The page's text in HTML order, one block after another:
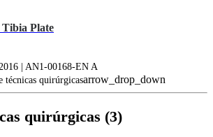
Plate
| AN1-00168-EN A
técnicas quirúrgicasarrow_drop_down
quirúrgicas (3)